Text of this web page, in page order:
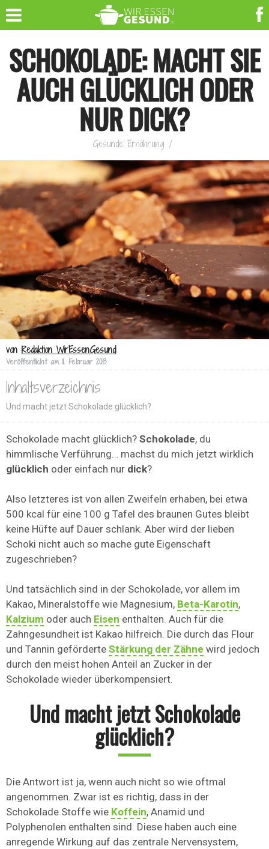
SCHOKOLADE: MACHT SIE
AUCH GLÜCKLICH ODER
NUR DICK?
Gesunde Ernährung /
von Redaktion WirEssenGesund
Veröffentlicht am 11. Februar 2013
Inhaltsverzeichnis
Und macht jetzt Schokolade glücklich?
Schokolade macht glücklich? Schokolade, du
himmlische Verführung… machst du mich jetzt wirklich
glücklich oder einfach nur dick?
Also letzteres ist von allen Zweifeln erhaben, bei etwa
500 kcal für eine 100 g Tafel des braunen Gutes bleibt
keine Hüfte auf Dauer schlank. Aber wird der lieben
Schoki nicht auch so mache gute Eigenschaft
zugeschrieben?
Und tatsächlich sind in der Schokolade, vor allem im
Kakao, Mineralstoffe wie Magnesium, Beta-Karotin,
Kalzium oder auch Eisen enthalten. Auch für die
Zahngesundheit ist Kakao hilfreich. Die durch das Flour
und Tannin geförderte Stärkung der Zähne wird jedoch
durch den meist hohen Anteil an Zucker in der
Schokolade wieder überkompensiert.
Und macht jetzt Schokolade
glücklich?
Die Antwort ist ja, wenn auch nicht so wie oftmal
angenommen. Zwar ist es richtig, dass in der
Schokolade Stoffe wie Koffein, Anamid und
Polyphenolen enthalten sind. Diese haben auch eine
anregende Wirkung auf das zentrale Nervensystem,